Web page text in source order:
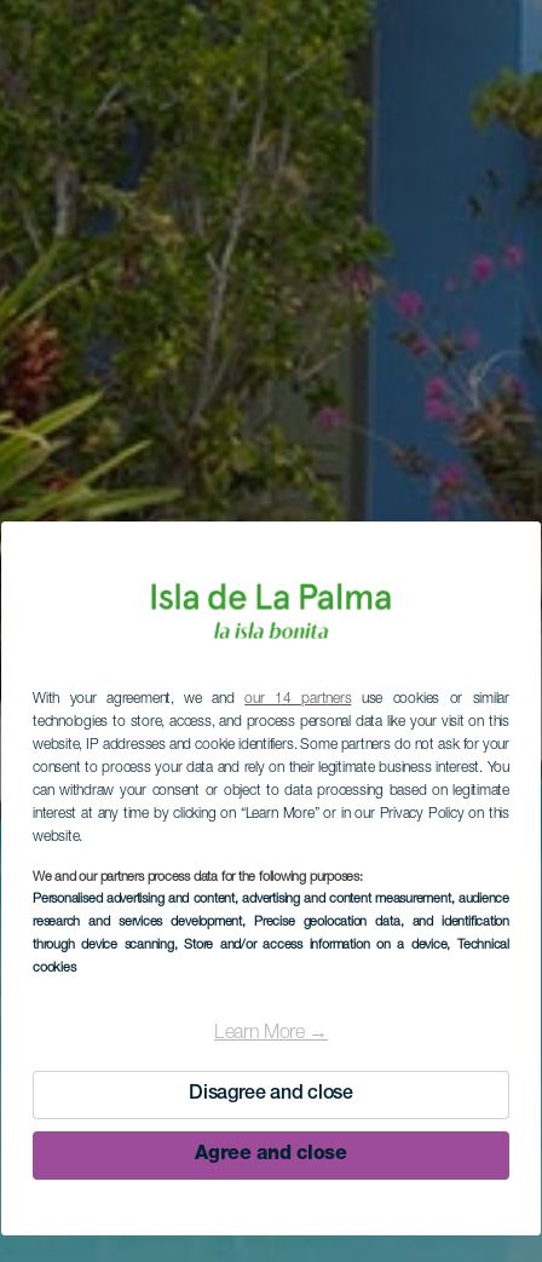
With your agreement, we andour 14 partnersuse cookies or similar
technologies to store, access, and process personal data like your visit on this
website, IP addresses and cookie identifiers. Some partners do not ask for your
consent to process your data and rely on their legitimate business interest. You
can withdraw your consent or object to data processing based on legitimate
interest at any time by clicking on “Learn More” or in our Privacy Policy on this
website.
We and our partners process data for the following purposes:
Personalised advertising and content, advertising and content measurement, audience
research and services development, Precise geolocation data, and identification
through device scanning, Store and/or access information on a device, Technical
cookies
Learn More →
Disagree and close
Agree and close